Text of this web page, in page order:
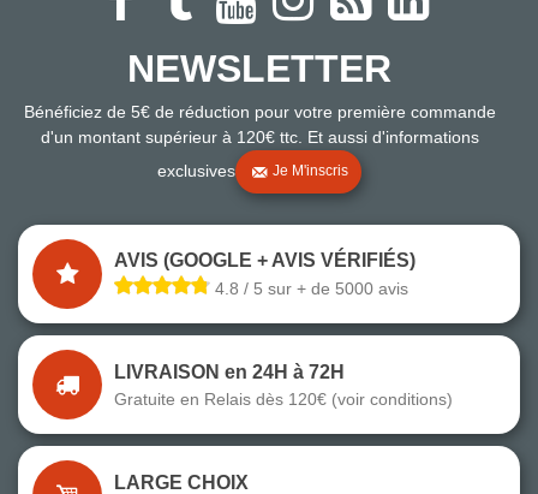
NEWSLETTER
Bénéficiez de 5€ de réduction pour votre première commande
d'un montant supérieur à 120€ ttc. Et aussi d'informations
exclusives
Je M'inscris
AVIS (GOOGLE + AVIS VÉRIFIÉS)
4.8 / 5 sur + de 5000 avis
LIVRAISON en 24H à 72H
Gratuite en Relais dès 120€ (voir conditions)
LARGE CHOIX